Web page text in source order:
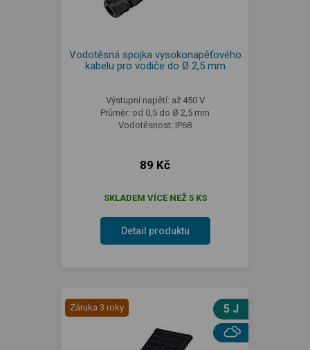
Vodotěsná spojka vysokonapěťového
kabelu pro vodiče do Ø 2,5 mm
Výstupní napětí: až 450 V
Průměr: od 0,5 do Ø 2,5 mm
Vodotěsnost: IP68
89 Kč
SKLADEM VÍCE NEŽ 5 KS
Detail produktu
Záruka 3 roky 5 J